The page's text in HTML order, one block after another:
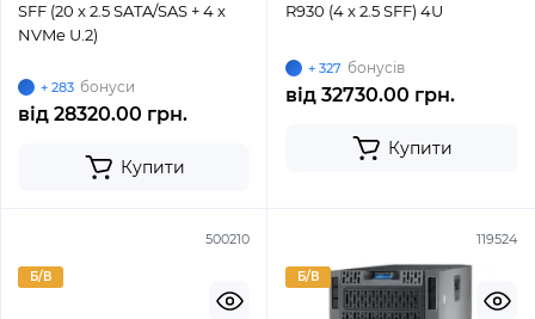
SFF (20 x 2.5 SATA/SAS + 4 x
NVMe U.2)
+ 283 бонуси
від 28320.00 грн.
Купити
R930 (4 x 2.5 SFF) 4U
+ 327 бонусів
від 32730.00 грн.
Купити
500210
Б/В
119524
Б/В